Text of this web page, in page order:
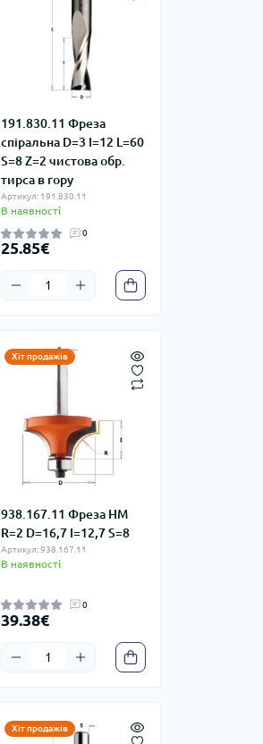
191.830.11 Фреза
спіральна D=3 I=12 L=60
S=8 Z=2 чистова обр.
тирса в гору
Артикул: 191.830.11
В наявності
0
25.85€
Хіт продажів
938.167.11 Фреза HM
R=2 D=16,7 I=12,7 S=8
Артикул: 938.167.11
В наявності
0
39.38€
Хіт продажів